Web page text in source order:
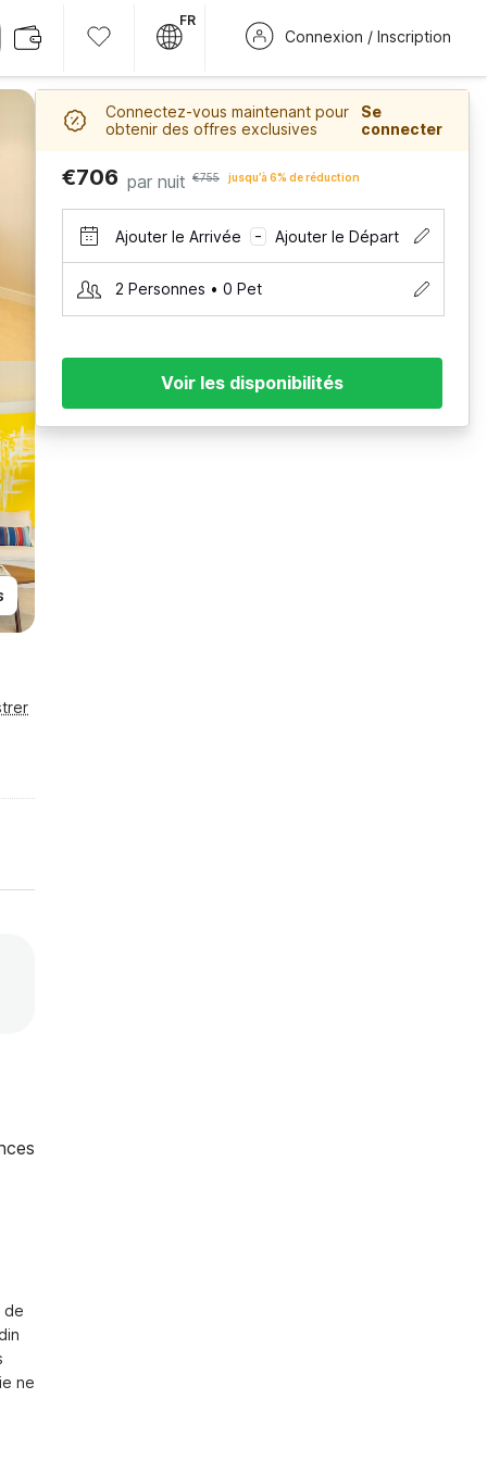
FR
Connexion / Inscription
de
ne
Connectez-vous maintenant pour
obtenir des offres exclusives
Se
connecter
€706 par nuit €755 jusqu’à 6% de réduction
Ajouter le Arrivée – Ajouter le Départ
2 Personnes • 0 Pet
Voir les disponibilités